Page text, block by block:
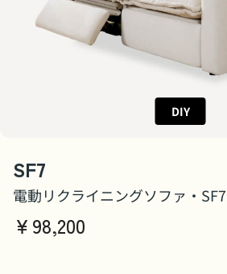
DIY
SF7
電動リクライニングソファ・SF7
￥ 98,200